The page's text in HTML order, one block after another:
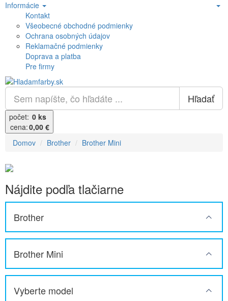
Informácie
Kontakt
Všeobecné obchodné podmienky
Ochrana osobných údajov
Reklamačné podmienky
Doprava a platba
Pre firmy
Hľadať
počet: 0 ks
cena:0,00 €
Domov
Brother Brother Mini
Nájdite podľa tlačiarne
Brother
Brother Mini
Vyberte model